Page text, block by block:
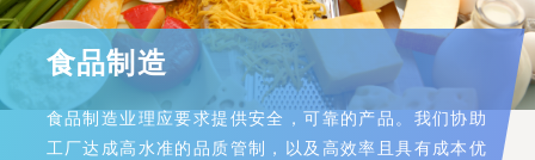
食品制造
食品制造业理应要求提供安全，可靠的产品。我们协助
工厂达成高水准的品质管制，以及高效率且具有成本优